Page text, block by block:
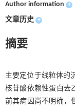
Author information +
文章历史 +
摘要
主要定位于线粒体的
核苷酸依赖性蛋白去
前其病因尚不明确，